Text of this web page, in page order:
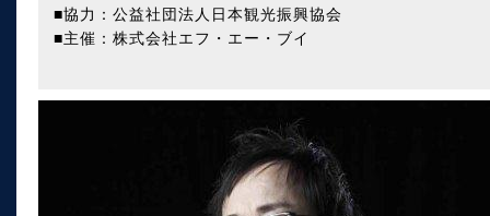
■協力：公益社団法人日本観光振興協会
■主催：株式会社エフ・エー・ブイ